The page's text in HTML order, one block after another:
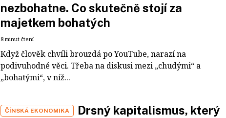
nezbohatne. Co skutečně stojí za
majetkem bohatých
8 minut čtení
Když člověk chvíli brouzdá po YouTube, narazí na
podivuhodné věci. Třeba na diskusi mezi „chudými“ a
„bohatými“, v níž...
ČÍNSKÁ EKONOMIKA
Drsný kapitalismus, který